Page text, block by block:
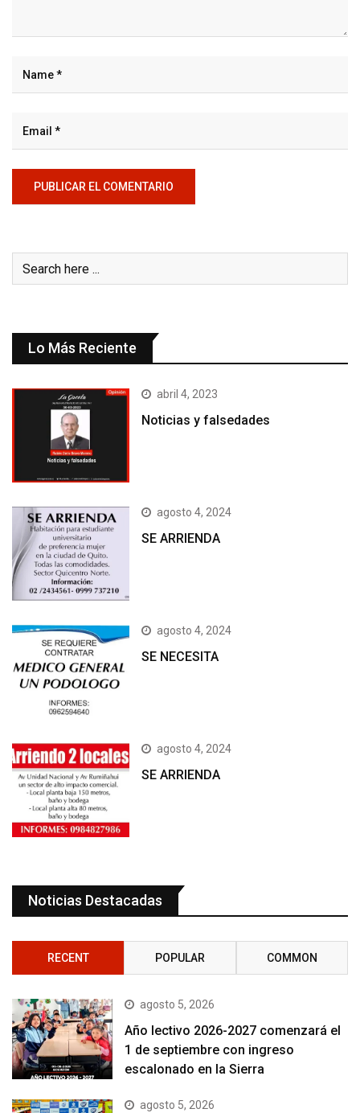
Lo Más Reciente
abril 4, 2023
Noticias y falsedades
agosto 4, 2024
SE ARRIENDA
agosto 4, 2024
SE NECESITA
agosto 4, 2024
SE ARRIENDA
Noticias Destacadas
RECENT POPULAR COMMON
agosto 5, 2026
Año lectivo 2026-2027 comenzará el
1 de septiembre con ingreso
escalonado en la Sierra
agosto 5, 2026